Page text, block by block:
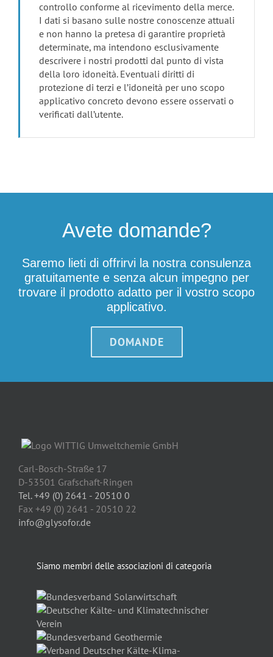
controllo conforme al ricevimento della merce.
I dati si basano sulle nostre conoscenze attuali
e non hanno la pretesa di garantire proprietà
determinate, ma intendono esclusivamente
descrivere i nostri prodotti dal punto di vista
della loro idoneità. Eventuali diritti di
protezione di terzi e l’idoneità per uno scopo
applicativo concreto devono essere osservati o
verificati dall’utente.
Avete domande?
Saremo lieti di offrirvi la nostra consulenza
gratuitamente e senza alcun impegno per
trovare il prodotto adatto per il vostro scopo
applicativo.
DOMANDE
Carl-Bosch-Straße 17
D-53501 Grafschaft-Ringen
Tel. +49 (0) 2641 - 20510 0
Fax +49 (0) 2641 - 20510 22
info@glysofor.de
Siamo membri delle associazioni di categoria